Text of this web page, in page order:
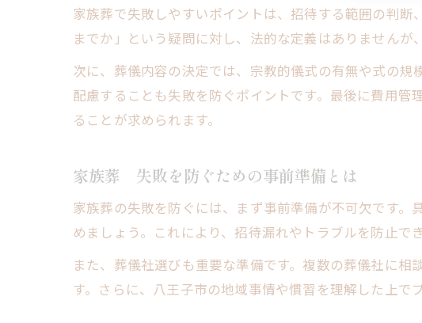
家族葬で失敗しやすいポイントは、招待する範囲の判
までか」という疑問に対し、法的な定義はありませんが
次に、葬儀内容の決定では、宗教的儀式の有無や式の
配慮することも失敗を防ぐポイントです。最後に費用
ることが求められます。
家族葬 失敗を防ぐための事前準備とは
家族葬の失敗を防ぐには、まず事前準備が不可欠です
めましょう。これにより、招待漏れやトラブルを防止でき
また、葬儀社選びも重要な準備です。複数の葬儀社に
す。さらに、八王子市の地域事情や慣習を理解した上で